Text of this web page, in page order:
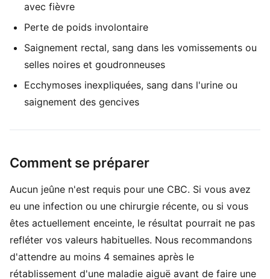
avec fièvre
Perte de poids involontaire
Saignement rectal, sang dans les vomissements ou
selles noires et goudronneuses
Ecchymoses inexpliquées, sang dans l'urine ou
saignement des gencives
Comment se préparer
Aucun jeûne n'est requis pour une CBC. Si vous avez
eu une infection ou une chirurgie récente, ou si vous
êtes actuellement enceinte, le résultat pourrait ne pas
refléter vos valeurs habituelles. Nous recommandons
d'attendre au moins 4 semaines après le
rétablissement d'une maladie aiguë avant de faire une